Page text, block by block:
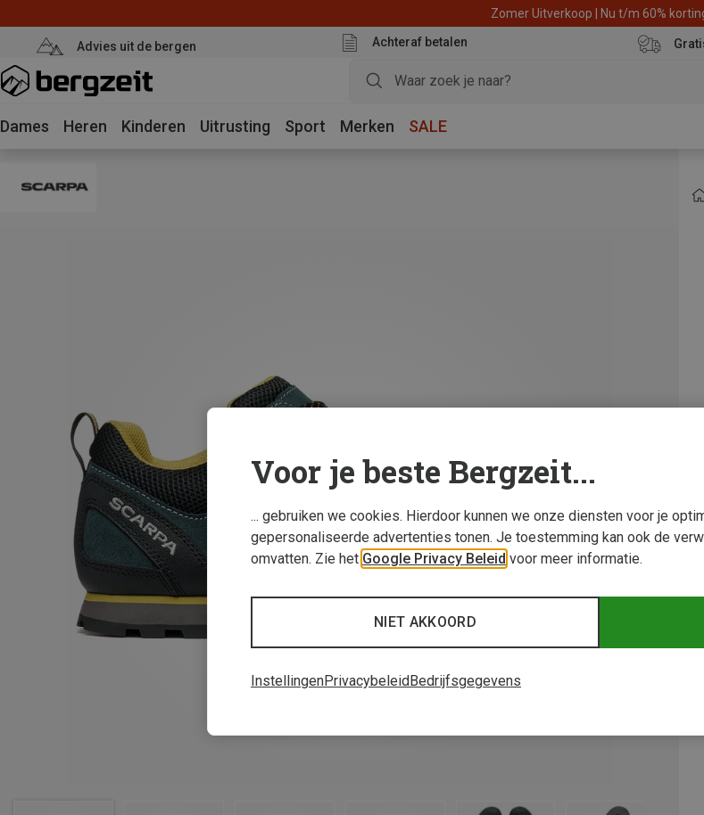
Zomer Uitverkoop | Nu t/m 60%
Advies uit de bergen Achteraf betalen
Dames Heren Kinderen Uitrusting Sport Merken SALE
Voor je beste Bergzeit...
... gebruiken we cookies. Hierdoor kunnen we onze diensten voor je
gepersonaliseerde advertenties tonen. Je toestemming kan ook de
omvatten. Zie het Google Privacy Beleid voor meer informatie.
NIET AKKOORD
InstellingenPrivacybeleid Bedrijfsgegevens